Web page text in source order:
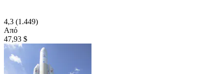
4,3 (1.449)
Από
47,93 $